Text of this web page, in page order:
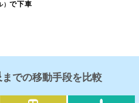
）で下車
までの移動手段を比較